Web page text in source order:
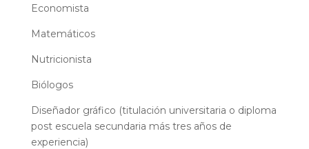
Economista
Matemáticos
Nutricionista
Biólogos
Diseñador gráfico (titulación universitaria o diploma
post escuela secundaria más tres años de
experiencia)